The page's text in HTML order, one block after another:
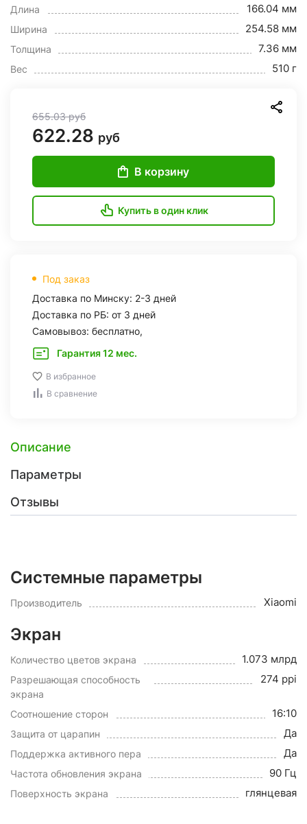
Длина 166.04 мм
Ширина 254.58 мм
Толщина 7.36 мм
Вес 510 г
655.03руб
622.28 руб
В корзину
Купить в один клик
Под заказ
Доставка по Минску: 2-3 дней
Доставка по РБ: от 3 дней
Самовывоз: бесплатно,
Гарантия 12 мес.
В избранное
В сравнение
Описание
Параметры
Отзывы
Системные параметры
Производитель Xiaomi
Экран
Количество цветов экрана 1.073 млрд
Разрешающая способность
экрана
274 ppi
Соотношение сторон 16:10
Защита от царапин Да
Поддержка активного пера Да
Частота обновления экрана 90 Гц
Поверхность экрана глянцевая